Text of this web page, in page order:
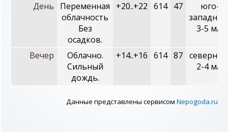
День
Переменная
облачность
Без
осадков.
+20..+22 614 47
юго-
3-5 м/с
Вечер
Облачно.
Сильный
дождь.
+14..+16 614 87
2-4 м/с
Данные представлены сервисом Nepogoda.ru